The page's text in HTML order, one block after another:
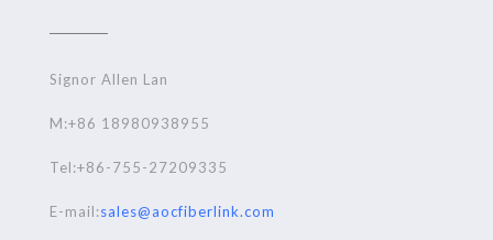
Signor Allen Lan
M:+86 18980938955
Tel:+86-755-27209335
E-mail:sales@aocfiberlink.com